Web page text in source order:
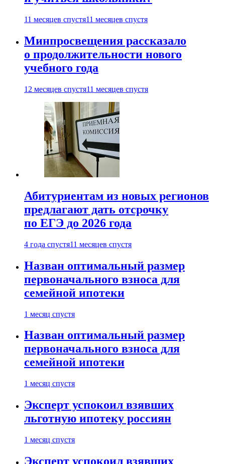
11 месяцев спустя11 месяцев спустя
Минпросвещения рассказало
о продолжительности нового
учебного года
12 месяцев спустя11 месяцев спустя
Абитуриентам из новых регионов
предлагают дать отсрочку
по ЕГЭ до 2026 года
4 года спустя11 месяцев спустя
Назван оптимальный размер
первоначального взноса для
семейной ипотеки
1 месяц спустя
Назван оптимальный размер
первоначального взноса для
семейной ипотеки
1 месяц спустя
Эксперт успокоил взявших
льготную ипотеку россиян
1 месяц спустя
Эксперт успокоил взявших